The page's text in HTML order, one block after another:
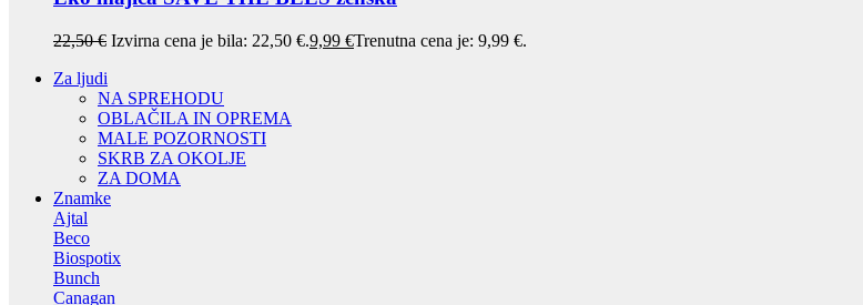
22,50€ Izvirna cena je bila: 22,50 €.9,99 €Trenutna cena je: 9,99 €.
Za ljudi
NA SPREHODU
OBLAČILA IN OPREMA
MALE POZORNOSTI
SKRB ZA OKOLJE
ZA DOMA
Znamke
Ajtal
Beco
Biospotix
Bunch
Canagan